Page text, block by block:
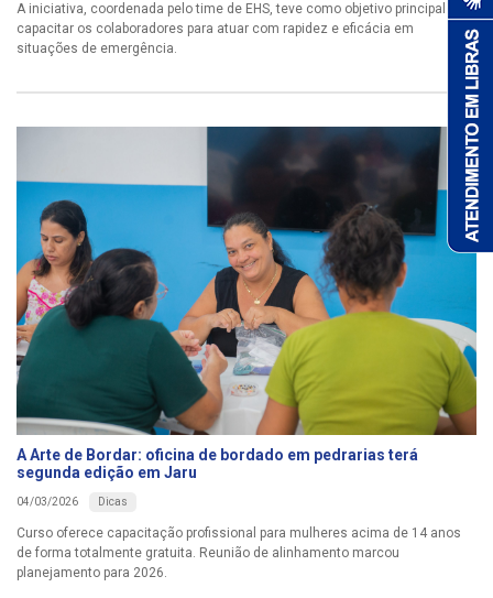
A iniciativa, coordenada pelo time de EHS, teve como objetivo principal
capacitar os colaboradores para atuar com rapidez e eficácia em
situações de emergência.
A Arte de Bordar: oficina de bordado em pedrarias terá
segunda edição em Jaru
04/03/2026 Dicas
Curso oferece capacitação profissional para mulheres acima de 14 anos
de forma totalmente gratuita. Reunião de alinhamento marcou
planejamento para 2026.